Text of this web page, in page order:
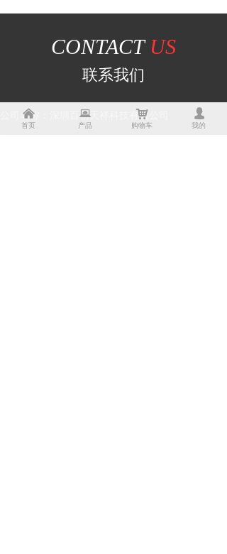
낀
首页
뀵
产品
낙
购物车
넙
我的
CONTACT US
联系我们
公司名称：
深圳百创天祥科技有限公司